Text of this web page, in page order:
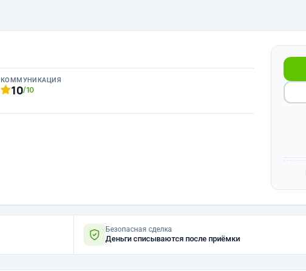
КОММУНИКАЦИЯ
10/10
Безопасная сделка
Деньги списываются после приёмки